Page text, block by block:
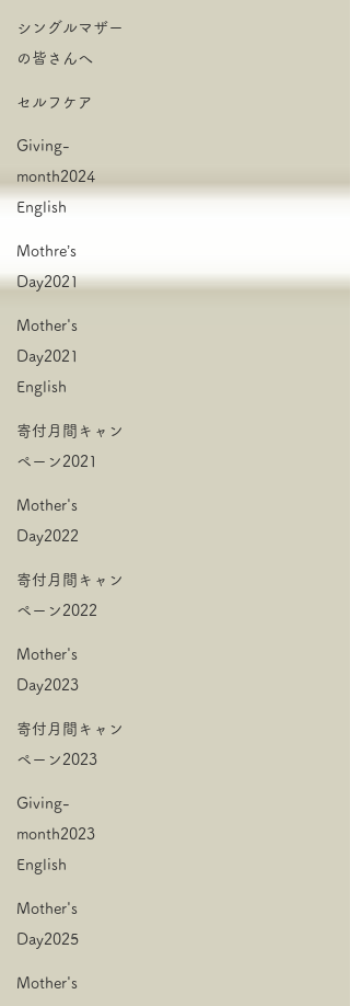
シングルマザー
の皆さんへ
セルフケア
Giving-
month2024
English
Mothre’s
Day2021
Mother's
Day2021
English
寄付月間キャン
ペーン2021
Mother's
Day2022
寄付月間キャン
ペーン2022
Mother's
Day2023
寄付月間キャン
ペーン2023
Giving-
month2023
English
Mother's
Day2025
Mother's